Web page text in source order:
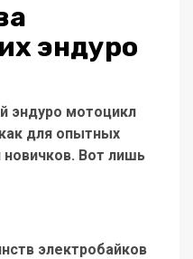
эндуро
эндуро мотоцикл
для опытных
новичков. Вот лишь
электробайков